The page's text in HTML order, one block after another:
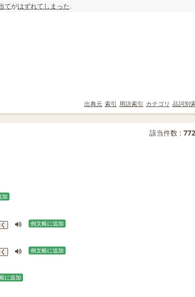
てがはずれてしまった.
出典元 索引 用語索引 カテゴリ 品詞別
該当件数 : 772
加
例文帳に追加
例文帳に追加
に追加